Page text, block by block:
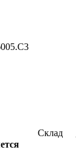
Склад